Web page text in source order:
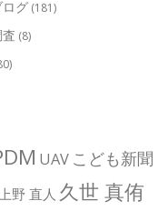
グ (181)
(8)
UAV こども新聞
野 直人 久世 真侑